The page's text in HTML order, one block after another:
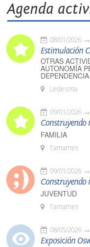
Agenda
08/01/2026
Estimulación
OTRAS
AUTONOMÍA
DEPENDENCIA
Ledesma
09/01/2026
FAMILIA
Tamames
09/01/2026
JUVENTUD
Tamames
08/05/2026
Exposición